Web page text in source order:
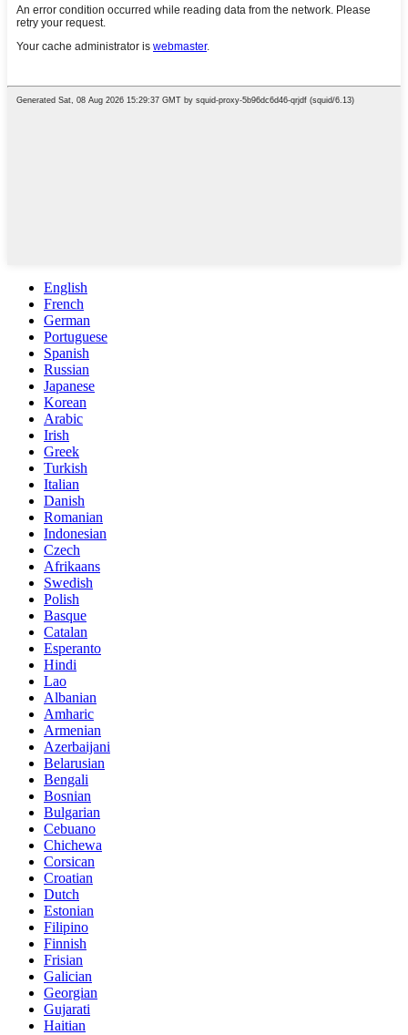
English
French
German
Portuguese
Spanish
Russian
Japanese
Korean
Arabic
Irish
Greek
Turkish
Italian
Danish
Romanian
Indonesian
Czech
Afrikaans
Swedish
Polish
Basque
Catalan
Esperanto
Hindi
Lao
Albanian
Amharic
Armenian
Azerbaijani
Belarusian
Bengali
Bosnian
Bulgarian
Cebuano
Chichewa
Corsican
Croatian
Dutch
Estonian
Filipino
Finnish
Frisian
Galician
Georgian
Gujarati
Haitian